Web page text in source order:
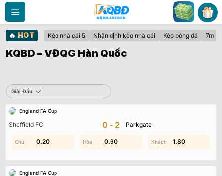
Bỏ
qua
nội
dung
🔥 HOT Kèo nhà cái 5 Nhận định kèo nhà cái Kèo bóng đá 7m
KQBD – VĐQG Hàn Quốc
Giải Đấu
England FA Cup
Sheffield FC 0-2 Parkgate
1.80 2.00 1.10
0.20 0.60 1.80
England FA Cup
Sbobet